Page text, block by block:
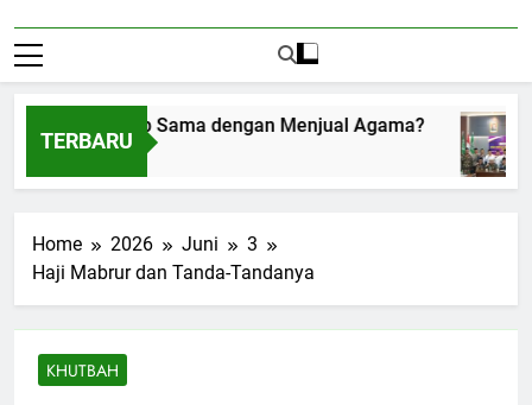
TERBARU
Amplop Sama dengan Menjual Agama?
1, 2026
Home 2026 Juni
3
Haji Mabrur dan Tanda-Tandanya
KHUTBAH